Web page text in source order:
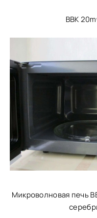
BBK
Микроволновая печь